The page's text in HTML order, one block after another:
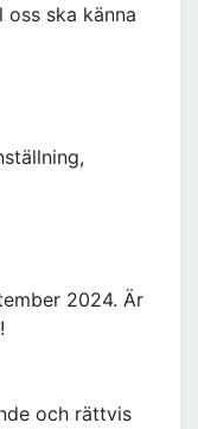
ska känna
2024. Är
och rättvis